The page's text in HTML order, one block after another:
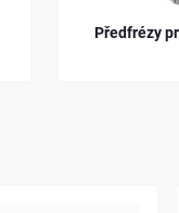
Předfrézy